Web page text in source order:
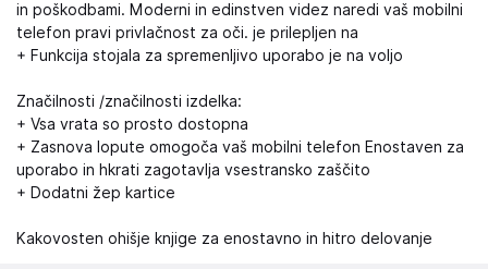
in poškodbami. Moderni in edinstven videz naredi vaš mobilni
telefon pravi privlačnost za oči. je prilepljen na
+ Funkcija stojala za spremenljivo uporabo je na voljo
Značilnosti /značilnosti izdelka:
+ Vsa vrata so prosto dostopna
+ Zasnova lopute omogoča vaš mobilni telefon Enostaven za
uporabo in hkrati zagotavlja vsestransko zaščito
+ Dodatni žep kartice
Kakovosten ohišje knjige za enostavno in hitro delovanje